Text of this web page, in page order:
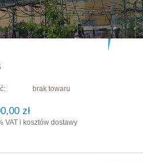
brak towaru
zł
VAT i kosztów dostawy